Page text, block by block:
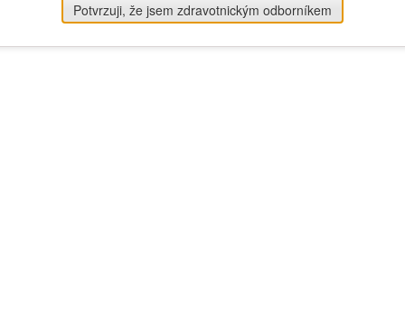
Potvrzuji, že jsem zdravotnickým odborníkem